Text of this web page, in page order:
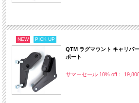
NEW PICK UP
QTM ラグマウント キャリパ
ポート
サマーセール 10% off：